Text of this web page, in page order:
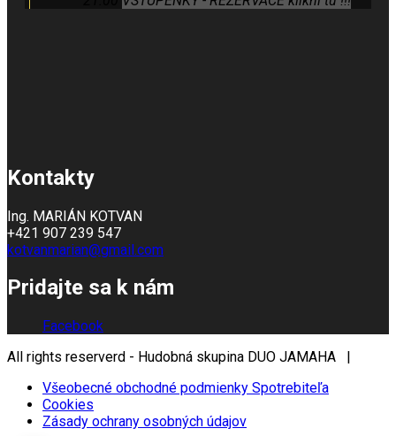
Kontakty
Ing. MARIÁN KOTVAN
+421 907 239 547
kotvanmarian@gmail.com
Pridajte sa k nám
Facebook
All rights reserverd - Hudobná skupina DUO JAMAHA |
Všeobecné obchodné podmienky Spotrebiteľa
Cookies
Zásady ochrany osobných údajov